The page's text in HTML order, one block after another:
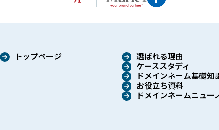
トップページ
選ばれる理由
ケーススタディ
ドメインネーム基礎知
お役立ち資料
ドメインネームニュー